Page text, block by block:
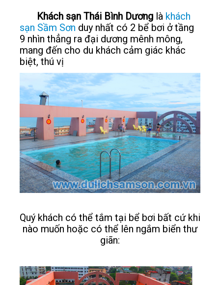
Khách sạn Thái Bình Dương là khách
sạn Sầm Sơn duy nhất có 2 bể bơi ở tầng
9 nhìn thẳng ra đại dương mênh mông,
mang đến cho du khách cảm giác khác
biệt, thú vị
Quý khách có thể tắm tại bể bơi bất cứ khi
nào muốn hoặc có thể lên ngắm biển thư
giãn: